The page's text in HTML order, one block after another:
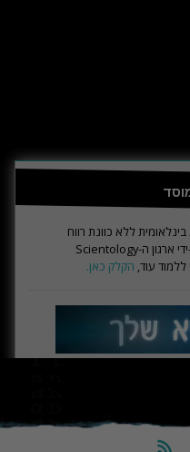
ללא כוונת רווח
לחינוך על סמים שממומנת בגאווה על-ידי ארגון ה-Scientology
ללמוד עוד, הקלק כאן.